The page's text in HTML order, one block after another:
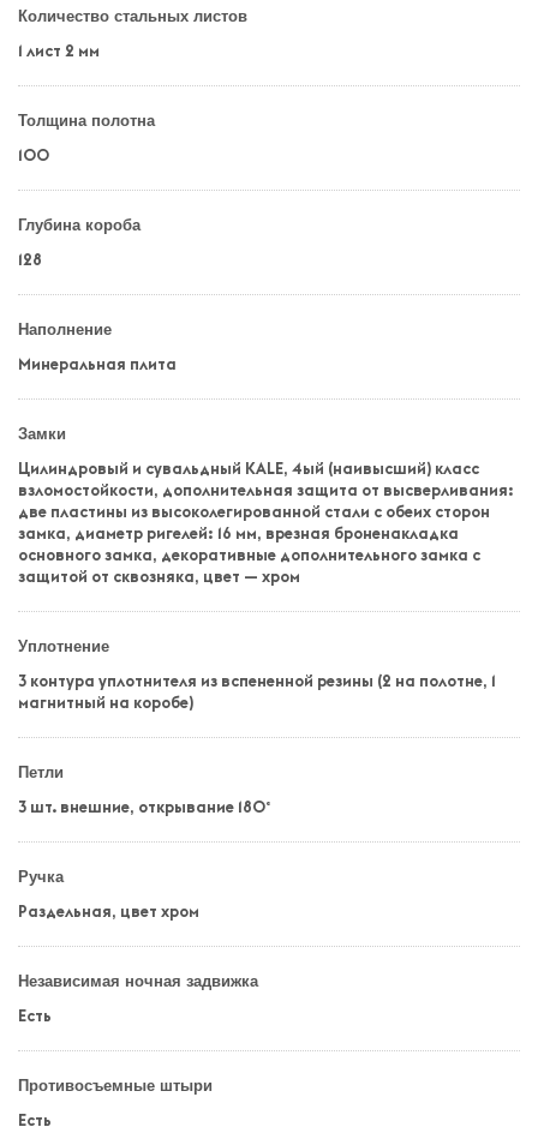
Количество стальных листов
1 лист 2 мм
Толщина полотна
100
Глубина короба
128
Наполнение
Минеральная плита
Замки
Цилиндровый и сувальдный KALE, 4ый (наивысший) класс
взломостойкости, дополнительная защита от высверливания:
две пластины из высоколегированной стали с обеих сторон
замка, диаметр ригелей: 16 мм, врезная броненакладка
основного замка, декоративные дополнительного замка с
защитой от сквозняка, цвет — хром
Уплотнение
3 контура уплотнителя из вспененной резины (2 на полотне, 1
магнитный на коробе)
Петли
3 шт. внешние, открывание 180°
Ручка
Раздельная, цвет хром
Независимая ночная задвижка
Есть
Противосъемные штыри
Есть